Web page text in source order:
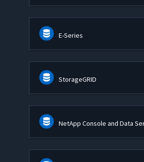
E-Series
StorageGRID
NetApp Console and Data